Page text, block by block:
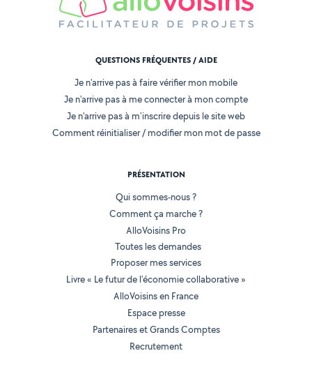
QUESTIONS FRÉQUENTES / AIDE
Je n'arrive pas à faire vérifier mon mobile
Je n'arrive pas à me connecter à mon compte
Je n'arrive pas à m'inscrire depuis le site web
Comment réinitialiser / modifier mon mot de passe
PRÉSENTATION
Qui sommes-nous ?
Comment ça marche ?
AlloVoisins Pro
Toutes les demandes
Proposer mes services
Livre « Le futur de l'économie collaborative »
AlloVoisins en France
Espace presse
Partenaires et Grands Comptes
Recrutement